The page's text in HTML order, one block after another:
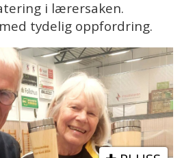
i lærersaken.
tydelig oppfordring.